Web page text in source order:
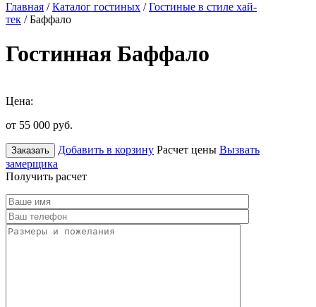
Главная /Каталог гостиных /Гостиные в стиле хай-
тек / Баффало
Гостинная Баффало
Цена:
от 55 000 руб.
Заказать Добавить в корзину Расчет цены Вызвать
замерщика
Получить расчет